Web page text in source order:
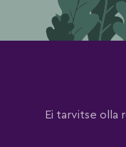
Ei tarvitse olla